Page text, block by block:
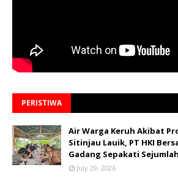
PERISTIWA
Air Warga Keruh Akibat
Sitinjau Lauik, PT HKI
Gadang Sepakati
July 29, 2026